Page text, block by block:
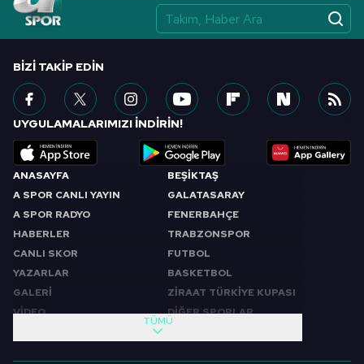
ANASAYFA
A SPOR CANLI YAYIN
A SPOR RADYO
HABERLER
CANLI SKOR
YAZARLAR
GALERİ
VİDEO
BEŞİKTAŞ
GALATASARAY
FENERBAHÇE
TRABZONSPOR
FUTBOL
BASKETBOL
ZİRAAT TÜRKİYE KUPASI
DİĞER SPORLAR
TÜMÜ
BIZI TAKIP EDIN
UYGULAMALARIMIZI İNDİRİN!